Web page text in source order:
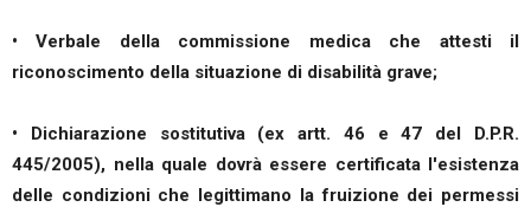
• Verbale della commissione medica che attesti il
riconoscimento della situazione di disabilità grave;
• Dichiarazione sostitutiva (ex artt. 46 e 47 del D.P.R.
445/2005), nella quale dovrà essere certificata l'esistenza
delle condizioni che legittimano la fruizione dei permessi